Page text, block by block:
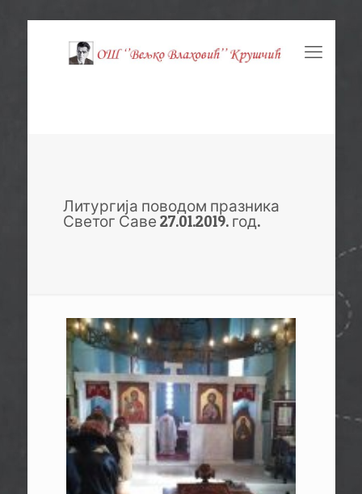
Литургија поводом празника
Светог Саве 27.01.2019. год.